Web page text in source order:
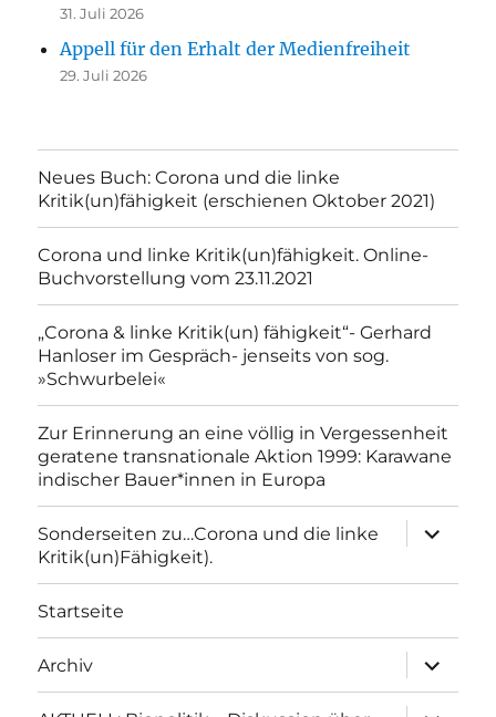
31. Juli 2026
Appell für den Erhalt der Medienfreiheit
29. Juli 2026
Neues Buch: Corona und die linke
Kritik(un)fähigkeit (erschienen Oktober 2021)
Corona und linke Kritik(un)fähigkeit. Online-
Buchvorstellung vom 23.11.2021
„Corona & linke Kritik(un) fähigkeit“- Gerhard
Hanloser im Gespräch- jenseits von sog.
»Schwurbelei«
Zur Erinnerung an eine völlig in Vergessenheit
geratene transnationale Aktion 1999: Karawane
indischer Bauer*innen in Europa
Sonderseiten zu…Corona und die linke
Kritik(un)Fähigkeit).
anzeigen
Startseite
Archiv
anzeigen